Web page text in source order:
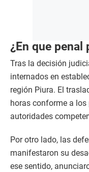
¿En que penal
Tras la decisión
internados en
región Piura. El
horas conforme a
autoridades
Por otro lado, las
manifestaron su
ese sentido,